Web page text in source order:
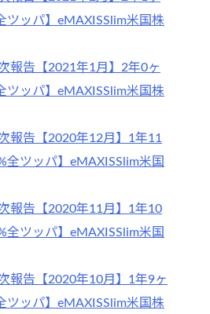
ツッパ】eMAXISSlim米国株
報告【2021年1月】2年0ヶ
ツッパ】eMAXISSlim米国株
報告【2020年12月】1年11
全ツッパ】eMAXISSlim米国
報告【2020年11月】1年10
全ツッパ】eMAXISSlim米国
報告【2020年10月】1年9ヶ
ツッパ】eMAXISSlim米国株